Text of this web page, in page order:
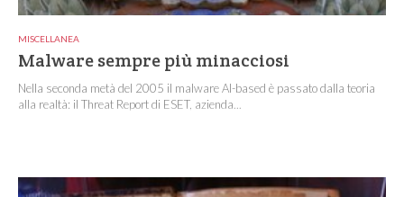
MISCELLANEA
Malware sempre più minacciosi
Nella seconda metà del 2005 il malware AI-based è passato dalla teoria
alla realtà: il Threat Report di ESET, azienda...